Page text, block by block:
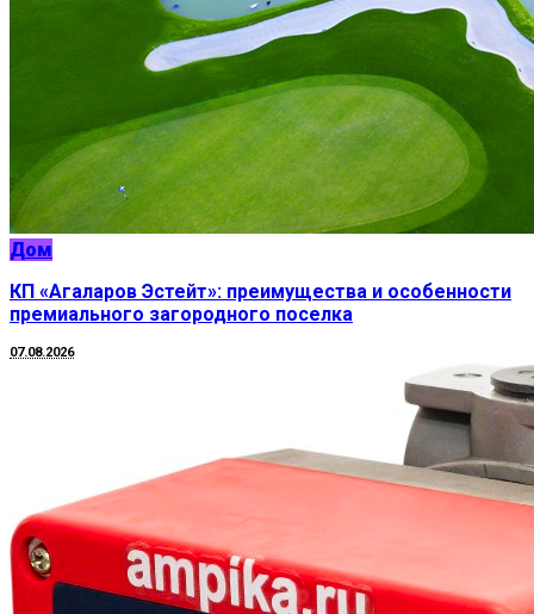
Дом
КП «Агаларов Эстейт»: преимущества и особенности
премиального загородного поселка
07.08.2026